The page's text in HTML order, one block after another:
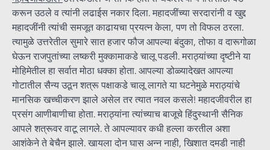
करून उठले व त्यांनी लढाईस नकार दिला. महादजींच्या सरदारांनी व खुद्द
महादजींनी त्यांची समजूत काढायचा प्रयत्न केला, पण तो विफल ठरला.
त्यामुळे उत्तरेतील सुमारे सात हजार फौज आपल्या बंदुका, तोफा व दारूगोळा
घेऊन राजपुतांच्या लष्करी मुक्कामाकडे चालू पडली. मराठ्यांच्या दृष्टीने या
मोहिमेतील हा सर्वात मोठा धक्का होता. आपल्या डोळ्यादेखत आपल्या
गोटातील सैन्य उठून शत्रू पक्षाकडे चालू लागते या घटनेमुळे मराठ्यांचे
मानसिक खच्चीकरण झाले असेल तर त्यात नवल कसले! महादजीवरील हा
प्रसंग आणीबाणीचा होता. मराठ्यांना त्यांच्याच बाजूचे हिंदुस्थानी सैनिक
आपले शत्रूवर वाटू लागले. ते आपल्यावर कधी हल्ला करतील अशा
आशंकेने ते बेचैन झाले. खायला दोन घास अन्न नाही, खिशात दमडी नाही